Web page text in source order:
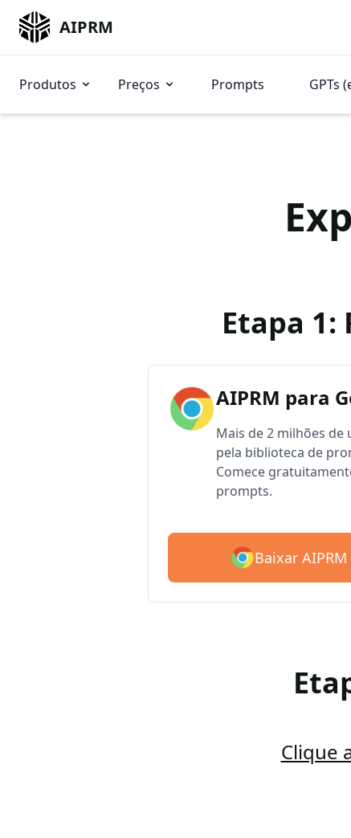
AIPRM
Produtos Preços Prompts GPTs
Etapa
AIPRM para
Mais de 2 milhões de
pela biblioteca de
Comece
prompts.
Baixar
Clique